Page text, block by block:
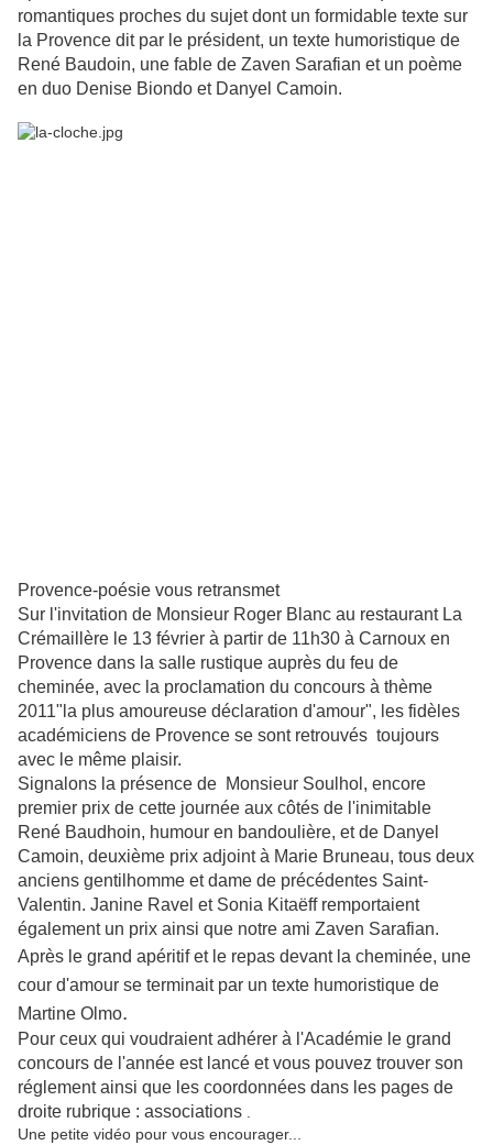
romantiques proches du sujet dont un formidable texte sur
la Provence dit par le président, un texte humoristique de
René Baudoin, une fable de Zaven Sarafian et un poème
en duo Denise Biondo et Danyel Camoin.
Provence-poésie vous retransmet
Sur l'invitation de Monsieur Roger Blanc au restaurant La
Crémaillère le 13 février à partir de 11h30 à Carnoux en
Provence dans la salle rustique auprès du feu de
cheminée, avec la proclamation du concours à thème
2011"la plus amoureuse déclaration d'amour", les fidèles
académiciens de Provence se sont retrouvés toujours
avec le même plaisir.
Signalons la présence de Monsieur Soulhol, encore
premier prix de cette journée aux côtés de l'inimitable
René Baudhoin, humour en bandoulière, et de Danyel
Camoin, deuxième prix adjoint à Marie Bruneau, tous deux
anciens gentilhomme et dame de précédentes Saint-
Valentin. Janine Ravel et Sonia Kitaëff remportaient
également un prix ainsi que notre ami Zaven Sarafian.
Après le grand apéritif et le repas devant la cheminée, une
cour d'amour se terminait par un texte humoristique de
Martine Olmo.
Pour ceux qui voudraient adhérer à l'Académie le grand
concours de l'année est lancé et vous pouvez trouver son
réglement ainsi que les coordonnées dans les pages de
droite rubrique : associations .
Une petite vidéo pour vous encourager...